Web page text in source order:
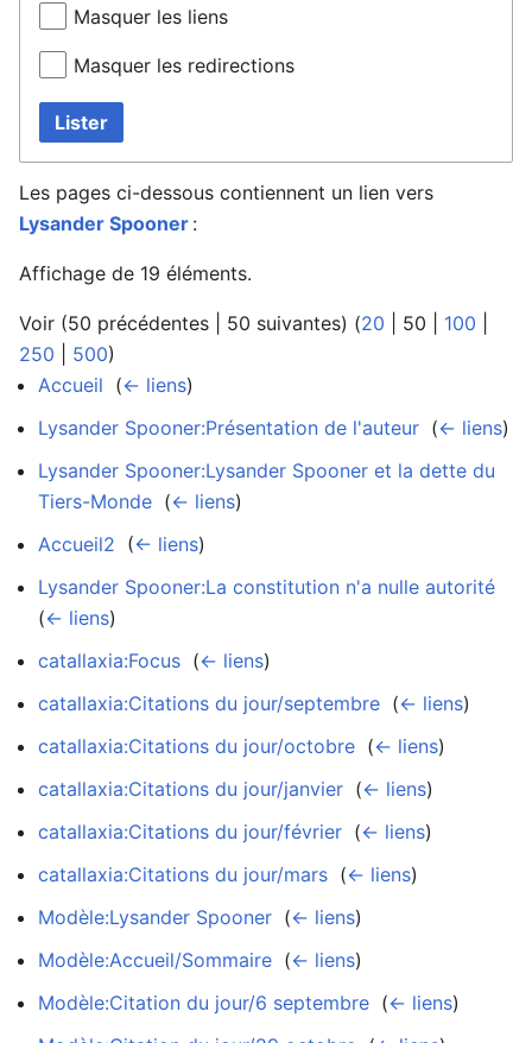
Masquer les liens
Masquer les redirections
Lister
Les pages ci-dessous contiennent un lien vers
Lysander Spooner :
Affichage de 19 éléments.
Voir (50 précédentes 50 suivantes) (20 50 100
250
500)
Accueil (← liens)
Lysander Spooner:Présentation de l'auteur (← liens)
Lysander Spooner:Lysander Spooner et la dette du
Tiers-Monde (← liens)
Accueil2 (← liens)
Lysander Spooner:La constitution n'a nulle autorité
(← liens)
catallaxia:Focus (← liens)
catallaxia:Citations du jour/septembre (← liens)
catallaxia:Citations du jour/octobre (← liens)
catallaxia:Citations du jour/janvier (← liens)
catallaxia:Citations du jour/février (← liens)
catallaxia:Citations du jour/mars (← liens)
Modèle:Lysander Spooner (← liens)
Modèle:Accueil/Sommaire (← liens)
Modèle:Citation du jour/6 septembre (← liens)